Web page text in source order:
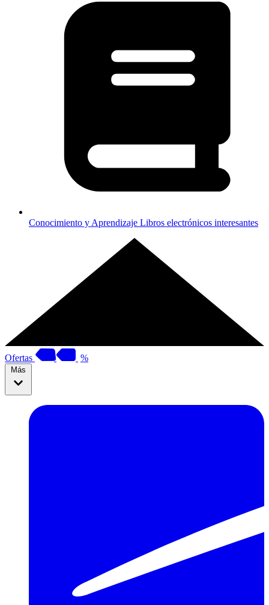
Conocimiento y Aprendizaje Libros electrónicos interesantes
Ofertas %
Más